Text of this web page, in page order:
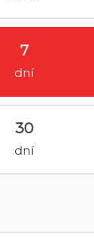
7
dní
30
dní